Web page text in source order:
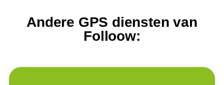
Andere GPS diensten van
Folloow: